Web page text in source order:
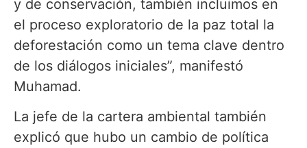
y de conservación, también incluimos en
el proceso exploratorio de la paz total la
deforestación como un tema clave dentro
de los diálogos iniciales”, manifestó
Muhamad.
La jefe de la cartera ambiental también
explicó que hubo un cambio de política